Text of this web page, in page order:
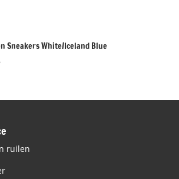
Sneakers White/Iceland Blue
Huidige
€69,95.
ruilen